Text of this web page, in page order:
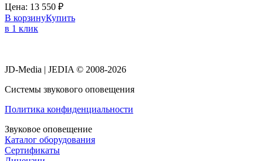
Цена: 13 550 ₽
В корзинуКупить
в 1 клик
JD-Media | JEDIA © 2008-2026
Системы звукового оповещения
Политика конфиденциальности
Звуковое оповещение
Каталог оборудования
Сертификаты